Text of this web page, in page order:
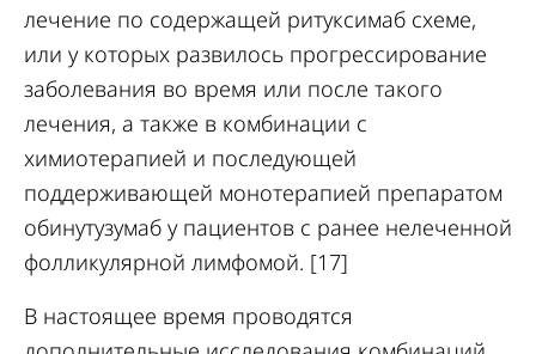
лечение по содержащей ритуксимаб схеме,
или у которых развилось прогрессирование
заболевания во время или после такого
лечения, а также в комбинации с
химиотерапией и последующей
поддерживающей монотерапией препаратом
обинутузумаб у пациентов с ранее нелеченной
фолликулярной лимфомой. [17]
В настоящее время проводятся